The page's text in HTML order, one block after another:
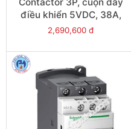
điều khiển 5VDC, 38A,
1N/O, 1N/C - Model
2,690,600 đ